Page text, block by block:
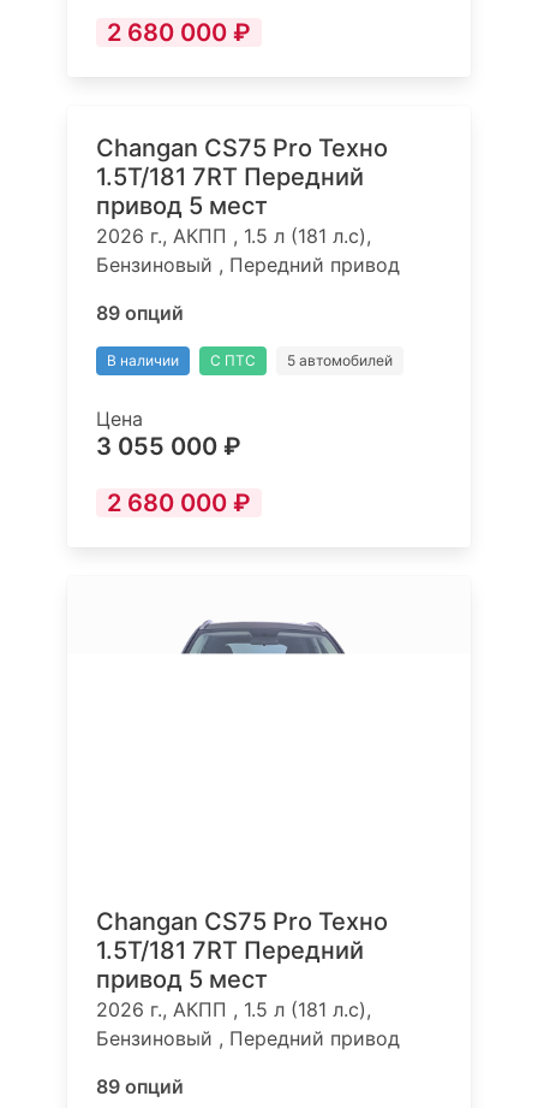
2 680 000 ₽
Changan CS75 Pro Техно
1.5T/181 7RT Передний
привод 5 мест
2026 г., АКПП , 1.5 л (181 л.с),
Бензиновый , Передний привод
89 опций
В наличии С ПТС 5 автомобилей
Цена
3 055 000 ₽
2 680 000 ₽
Changan CS75 Pro Техно
1.5T/181 7RT Передний
привод 5 мест
2026 г., АКПП , 1.5 л (181 л.с),
Бензиновый , Передний привод
89 опций